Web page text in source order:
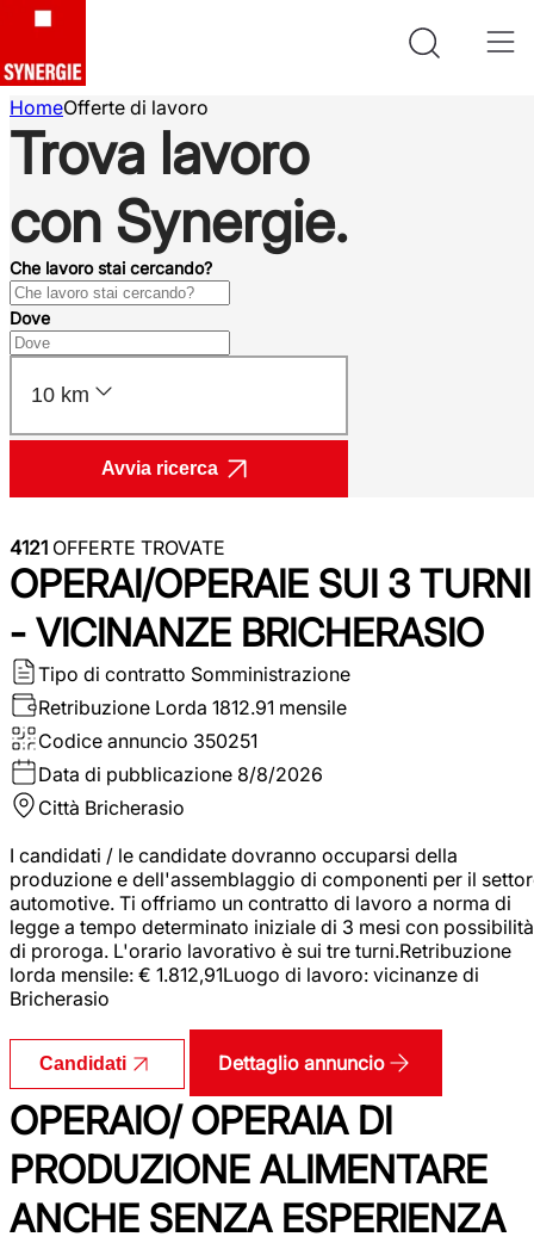
HomeOfferte di lavoro
Trova lavoro
con Synergie.
Che lavoro stai cercando?
Dove
10 km
Avvia ricerca
4121 OFFERTE TROVATE
OPERAI/OPERAIE SUI 3 TURNI
- VICINANZE BRICHERASIO
Tipo di contratto Somministrazione
Retribuzione Lorda 1812.91 mensile
Codice annuncio 350251
Data di pubblicazione 8/8/2026
Città Bricherasio
I candidati / le candidate dovranno occuparsi della
produzione e dell'assemblaggio di componenti per il
automotive. Ti offriamo un contratto di lavoro a norma di
legge a tempo determinato iniziale di 3 mesi con possibilità
di proroga. L'orario lavorativo è sui tre turni.Retribuzione
lorda mensile: € 1.812,91Luogo di lavoro: vicinanze di
Bricherasio
Candidati Dettaglio annuncio
OPERAIO/ OPERAIA DI
PRODUZIONE ALIMENTARE
ANCHE SENZA ESPERIENZA